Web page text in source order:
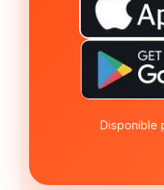
Disponible